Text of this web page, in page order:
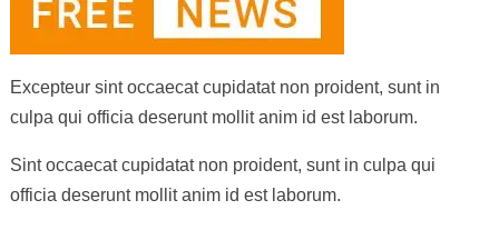
Excepteur sint occaecat cupidatat non proident, sunt in
culpa qui officia deserunt mollit anim id est laborum.
Sint occaecat cupidatat non proident, sunt in culpa qui
officia deserunt mollit anim id est laborum.